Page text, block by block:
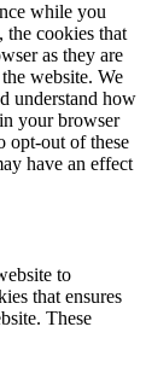
while you
the cookies that
as they are
website. We
understand how
your browser
opt-out of these
have an effect
to
that ensures
These